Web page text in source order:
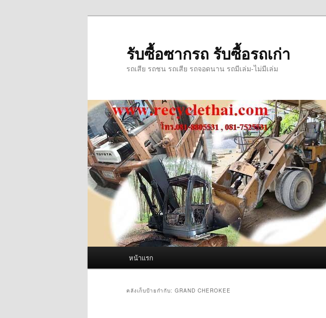
รับซื้อซากรถ รับซื้อรถเก่า
รถเสีย รถชน รถเสีย รถจอดนาน รถมีเล่ม-ไม่มีเล่ม
หน้าแรก
คลังเก็บป้ายกำกับ: GRAND CHEROKEE